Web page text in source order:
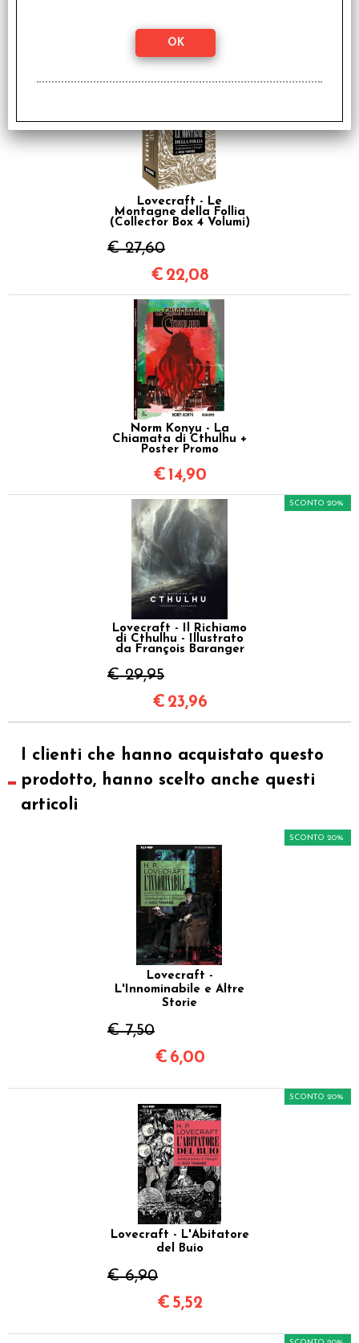
6,00
Lovecraft - Le
Montagne della Follia
(Collector Box 4 Volumi)
€ 27,60
€ 22,08
Norm Konyu - La
Chiamata di Cthulhu +
Poster Promo
€ 14,90
Lovecraft - Il Richiamo
di Cthulhu - Illustrato
da François Baranger
€ 29,95
SCONTO 20%
€ 23,96
I clienti che hanno acquistato questo
prodotto, hanno scelto anche questi
articoli
Lovecraft -
L'Innominabile e Altre
Storie
€ 7,50
SCONTO 20%
€ 6,00
Lovecraft - L'Abitatore
del Buio
€ 6,90
SCONTO 20%
€ 5,52